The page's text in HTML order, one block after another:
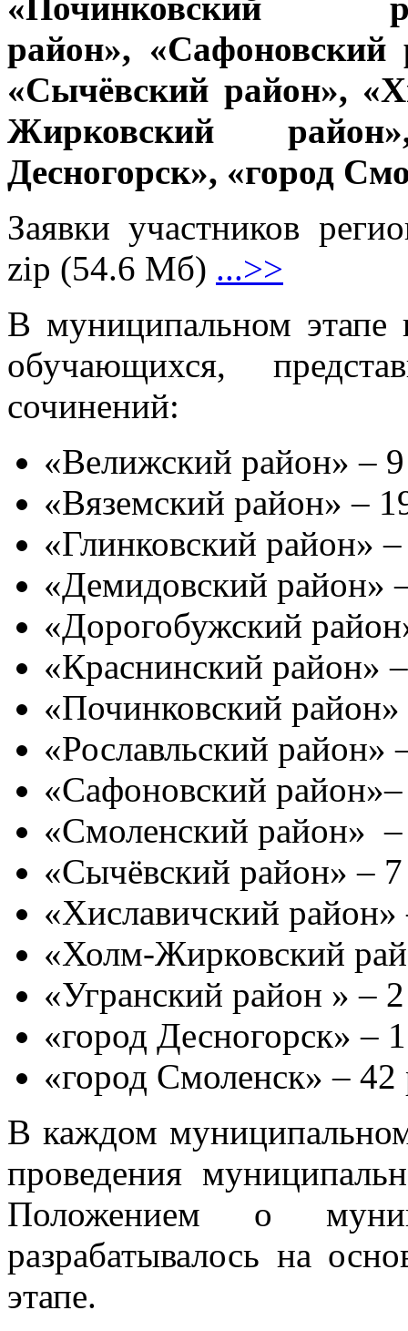
район», «Сафоновский
«Сычёвский район»,
Жирковский
Десногорск», «город
Заявки участников
zip (54.6 Мб) ...>>
В муниципальном этапе
обучающихся,
сочинений:
«Велижский район» –
«Вяземский район» –
«Глинковский район»
«Демидовский район»
«Дорогобужский
«Краснинский район»
«Починковский район»
«Рославльский район»
«Сафоновский район»–
«Смоленский район» –
«Сычёвский район» – 7
«Хиславичский район»
«Холм-Жирковский
«Угранский район » –
«город Десногорск» –
«город Смоленск» – 42
В каждом
проведения
Положением о
разрабатывалось на
этапе.